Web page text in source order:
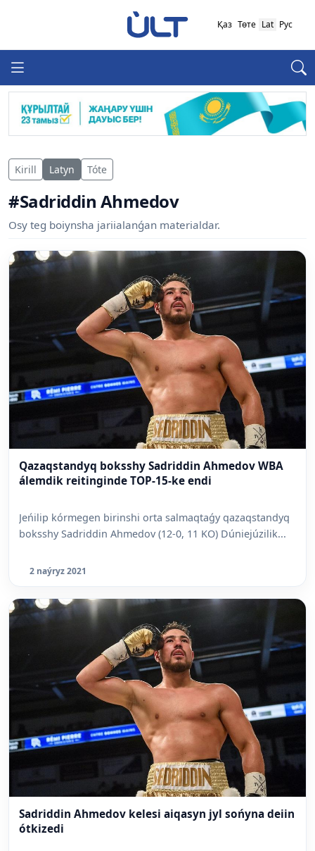
Қаз Төте Lat Рус
Kirill Latyn Tóte
#Sadriddin Ahmedov
Osy teg boiynsha jariialanǵan materialdar.
Qazaqstandyq boksshy Sadriddin Ahmedov WBA
álemdik reitinginde TOP-15-ke endi
Jeńilip kórmegen birinshi orta salmaqtaǵy qazaqstandyq
boksshy Sadriddin Ahmedov (12-0, 11 KO) Dúniejúzilik...
2 naýryz 2021
Sadriddin Ahmedov kelesi aiqasyn jyl sońyna deiin
ótkizedi